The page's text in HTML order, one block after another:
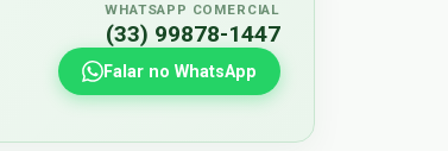
WHATSAPP COMERCIAL
(33) 99878-1447
Falar no WhatsApp